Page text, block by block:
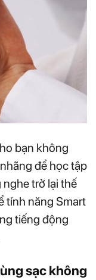
bạn không
để học tập
nghe trở lại thế
tính năng Smart
tiếng động
sạc không